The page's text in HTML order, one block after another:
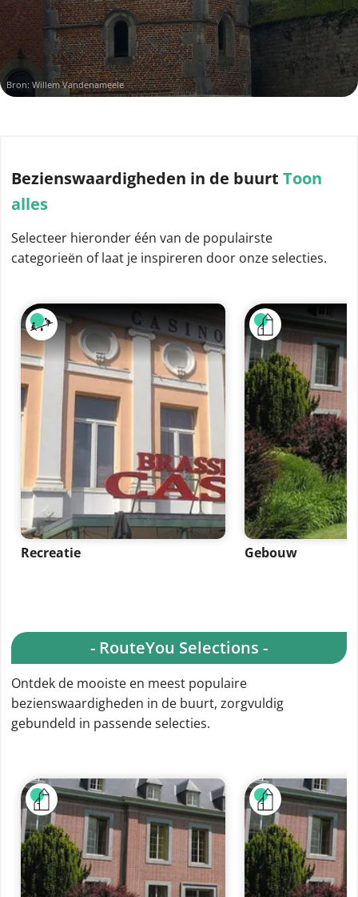
Bron: Willem Vandenameele
Bezienswaardigheden in de buurt Toon
alles
Selecteer hieronder één van de populairste
categorieën of laat je inspireren door onze selecties.
Recreatie Gebouw
- RouteYou Selections -
Ontdek de mooiste en meest populaire
bezienswaardigheden in de buurt, zorgvuldig
gebundeld in passende selecties.